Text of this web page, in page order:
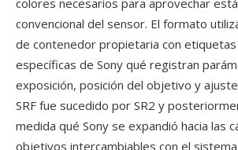
colores necesarios para aprovechar
convencional del sensor. El formato
de contenedor propietaria con
específicas de Sony qué registran
exposición, posición del objetivo y
SRF fue sucedido por SR2 y
medida qué Sony se expandió hacia las
objetivos intercambiables con el